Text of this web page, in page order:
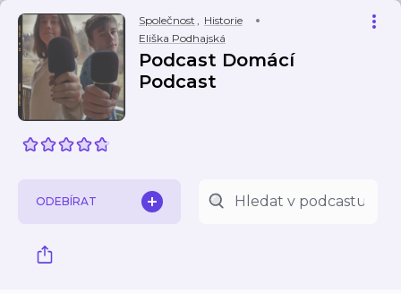
Společnost , Historie
Eliška Podhajská
Podcast Domácí
Podcast
ODEBÍRAT